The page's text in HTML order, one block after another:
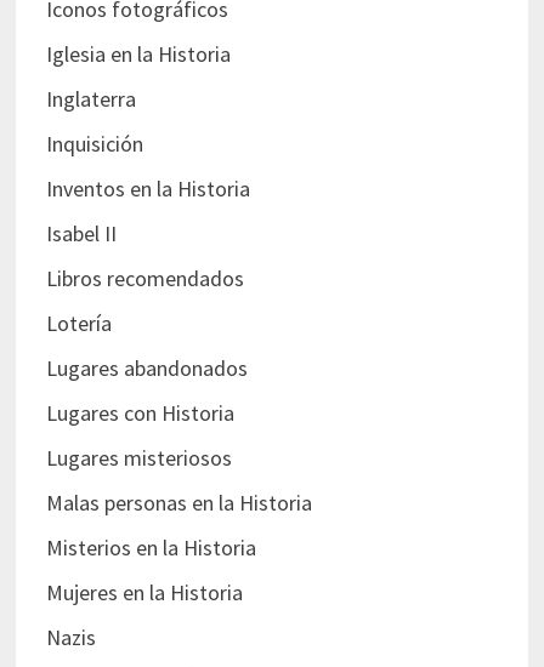
Iconos fotográficos
Iglesia en la Historia
Inglaterra
Inquisición
Inventos en la Historia
Isabel II
Libros recomendados
Lotería
Lugares abandonados
Lugares con Historia
Lugares misteriosos
Malas personas en la Historia
Misterios en la Historia
Mujeres en la Historia
Nazis